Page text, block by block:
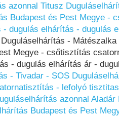
azonnal Titusz
Budapest és Pest Megye -
- dugulás elhárítás - dugulás
-
Megye - csőtisztítás
- dugulás elhárítás ár -
- Tivadar - SOS
- lefolyó
azonnal Aladár
Budapest és Pest